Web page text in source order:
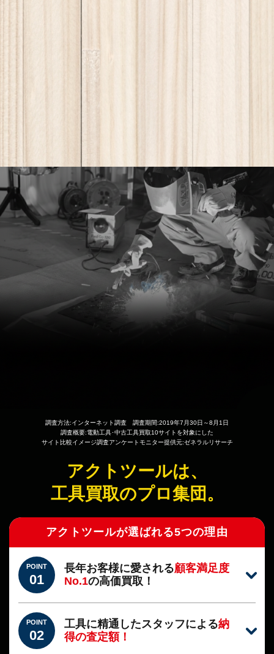
調査方法:インターネット調査 調査期間:2019年7月30日～8月1日
調査概要:電動工具･中古工具買取10サイトを対象にした
サイト比較イメージ調査アンケートモニター提供元:ゼネラルリサーチ
アクトツールは、
工具買取のプロ集団。
アクトツールが選ばれる5つの理由
POINT
01
長年お客様に愛される顧客満足度
No.1の高価買取！
POINT
02
工具に精通したスタッフによる納
得の査定額！